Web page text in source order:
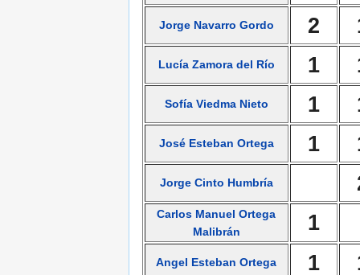
Jorge Navarro Gordo 2
Lucía Zamora del Río 1
Sofía Viedma Nieto 1
José Esteban Ortega 1
Jorge Cinto Humbría
Carlos Manuel Ortega
Malibrán
1
Angel Esteban Ortega 1